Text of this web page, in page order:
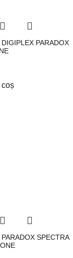
PARADOX
SPECTRA